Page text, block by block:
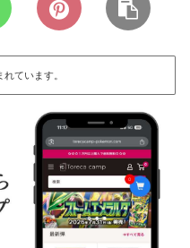
ています。